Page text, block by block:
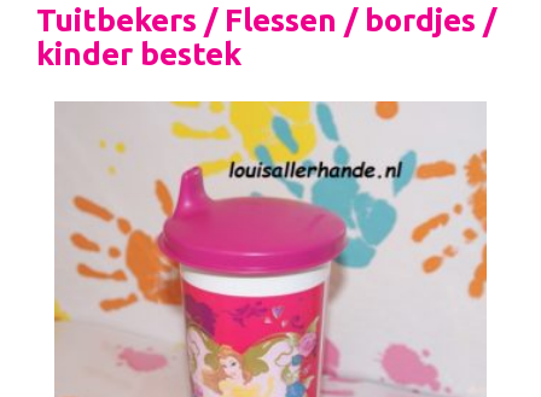
Tuitbekers / Flessen / bordjes /
kinder bestek